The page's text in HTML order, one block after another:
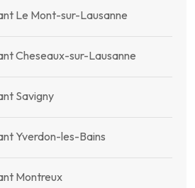
Le Mont-sur-Lausanne
Cheseaux-sur-Lausanne
Savigny
Yverdon-les-Bains
Montreux